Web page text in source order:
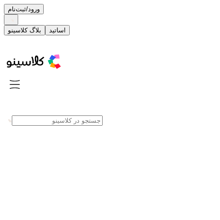
ورود/ثبت‌نام
بلاگ کلاسینو اساتید